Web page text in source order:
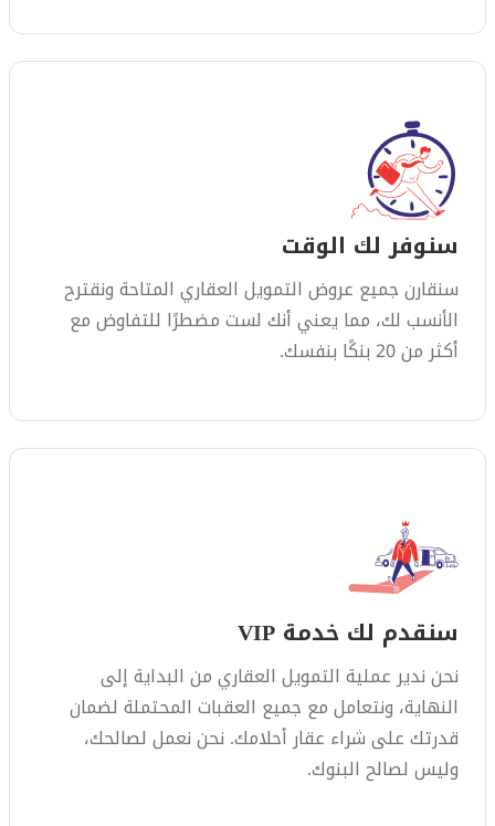
سنوفر لك الوقت
سنقارن جميع عروض التمويل العقاري المتاحة ونقترح
الأنسب لك، مما يعني أنك لست مضطرًا للتفاوض مع
أكثر من 20 بنكًا بنفسك.
سنقدم لك خدمة VIP
نحن ندير عملية التمويل العقاري من البداية إلى
النهاية، ونتعامل مع جميع العقبات المحتملة لضمان
قدرتك على شراء عقار أحلامك. نحن نعمل لصالحك،
وليس لصالح البنوك.